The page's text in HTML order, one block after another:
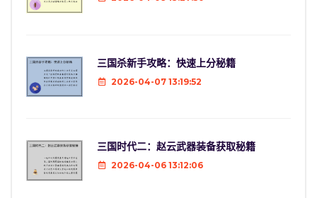
三国杀新手攻略：快速上分秘籍
2026-04-07 13:19:52
三国时代二：赵云武器装备获取秘籍
2026-04-06 13:12:06